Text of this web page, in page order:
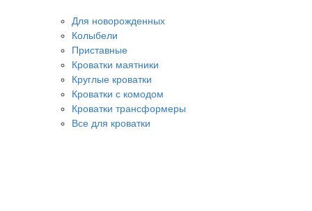
Для новорожденных
Колыбели
Приставные
Кроватки маятники
Круглые кроватки
Кроватки с комодом
Кроватки трансформеры
Все для кроватки